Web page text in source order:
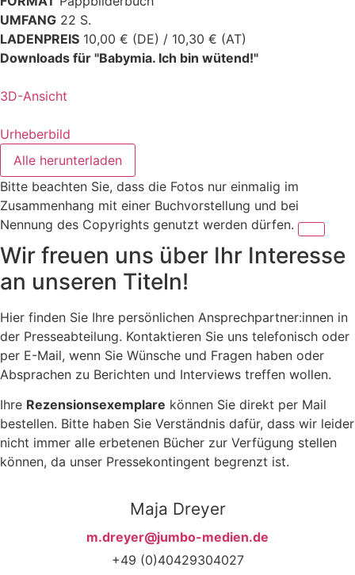
UMFANG 22 S.
LADENPREIS 10,00 € (DE) / 10,30 € (AT)
Downloads für "Babymia. Ich bin wütend!"
3D-Ansicht
Urheberbild
Alle herunterladen
Bitte beachten Sie, dass die Fotos nur einmalig im
Zusammenhang mit einer Buchvorstellung und bei
Nennung des Copyrights genutzt werden dürfen.
Wir freuen uns über Ihr Interesse
an unseren Titeln!
Hier finden Sie Ihre persönlichen Ansprechpartner:innen in
der Presseabteilung. Kontaktieren Sie uns telefonisch oder
per E-Mail, wenn Sie Wünsche und Fragen haben oder
Absprachen zu Berichten und Interviews treffen wollen.
Ihre Rezensionsexemplare können Sie direkt per Mail
bestellen. Bitte haben Sie Verständnis dafür, dass wir leider
nicht immer alle erbetenen Bücher zur Verfügung stellen
können, da unser Pressekontingent begrenzt ist.
Maja Dreyer
m.dreyer@jumbo-medien.de
+49 (0)40429304027